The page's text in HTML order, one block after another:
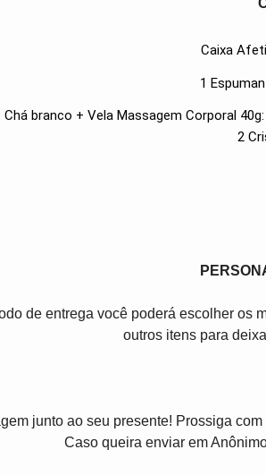
Caixa
1
branco + Vela Massagem Corporal
2
de entrega você poderá escolher os
outros itens para
junto ao seu presente! Prossiga
Caso queira enviar em